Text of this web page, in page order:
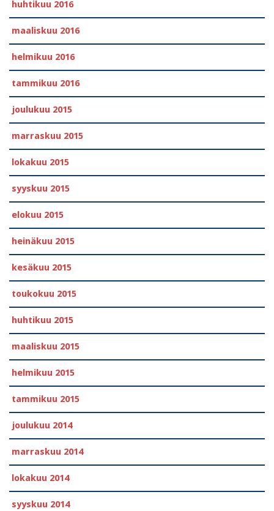
huhtikuu 2016
maaliskuu 2016
helmikuu 2016
tammikuu 2016
joulukuu 2015
marraskuu 2015
lokakuu 2015
syyskuu 2015
elokuu 2015
heinäkuu 2015
kesäkuu 2015
toukokuu 2015
huhtikuu 2015
maaliskuu 2015
helmikuu 2015
tammikuu 2015
joulukuu 2014
marraskuu 2014
lokakuu 2014
syyskuu 2014